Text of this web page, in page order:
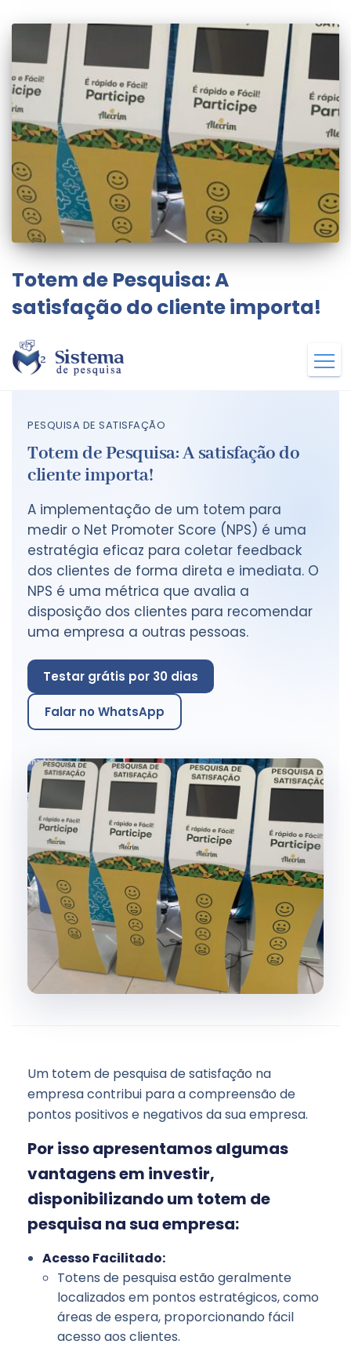
Totem de Pesquisa: A
satisfação do cliente importa!
PESQUISA DE SATISFAÇÃO
Totem de Pesquisa: A satisfação do
cliente importa!
A implementação de um totem para
medir o Net Promoter Score (NPS) é uma
estratégia eficaz para coletar feedback
dos clientes de forma direta e imediata. O
NPS é uma métrica que avalia a
disposição dos clientes para recomendar
uma empresa a outras pessoas.
Testar grátis por 30 dias
Falar no WhatsApp
Um totem de pesquisa de satisfação na
empresa contribui para a compreensão de
pontos positivos e negativos da sua empresa.
Por isso apresentamos algumas
vantagens em investir,
disponibilizando um totem de
pesquisa na sua empresa:
Acesso Facilitado:
Totens de pesquisa estão geralmente
localizados em pontos estratégicos, como
áreas de espera, proporcionando fácil
acesso aos clientes.